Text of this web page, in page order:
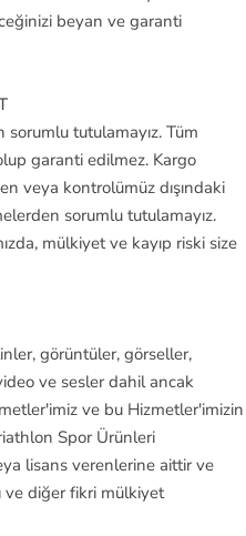
beyan ve garanti
tutulamayız. Tüm
garanti edilmez. Kargo
veya kontrolümüz dışındaki
sorumlu tutulamayız.
mülkiyet ve kayıp riski size
görüntüler, görseller,
ve sesler dahil ancak
ve bu Hizmetler'imizin
Spor Ürünleri
lisans verenlerine aittir ve
ve diğer fikri mülkiyet